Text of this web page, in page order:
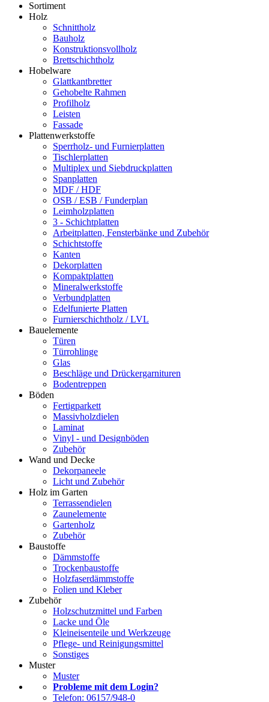
Sortiment
Holz
Schnittholz
Bauholz
Konstruktionsvollholz
Brettschichtholz
Hobelware
Glattkantbretter
Gehobelte Rahmen
Profilholz
Leisten
Fassade
Plattenwerkstoffe
Sperrholz- und Furnierplatten
Tischlerplatten
Multiplex und Siebdruckplatten
Spanplatten
MDF / HDF
OSB / ESB / Funderplan
Leimholzplatten
3 - Schichtplatten
Arbeitplatten, Fensterbänke und Zubehör
Schichtstoffe
Kanten
Dekorplatten
Kompaktplatten
Mineralwerkstoffe
Verbundplatten
Edelfunierte Platten
Furnierschichtholz / LVL
Bauelemente
Türen
Türrohlinge
Glas
Beschläge und Drückergarnituren
Bodentreppen
Böden
Fertigparkett
Massivholzdielen
Laminat
Vinyl - und Designböden
Zubehör
Wand und Decke
Dekorpaneele
Licht und Zubehör
Holz im Garten
Terrassendielen
Zaunelemente
Gartenholz
Zubehör
Baustoffe
Dämmstoffe
Trockenbaustoffe
Holzfaserdämmstoffe
Folien und Kleber
Zubehör
Holzschutzmittel und Farben
Lacke und Öle
Kleineisenteile und Werkzeuge
Pflege- und Reinigungsmittel
Sonstiges
Muster
Muster
Probleme mit dem Login?
Telefon: 06157/948-0